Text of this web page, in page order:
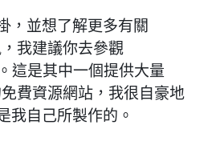
，並想了解更多有關
我建議你去參觀
這是其中一個提供大量
費資源網站，我很自豪地
我自己所製作的。